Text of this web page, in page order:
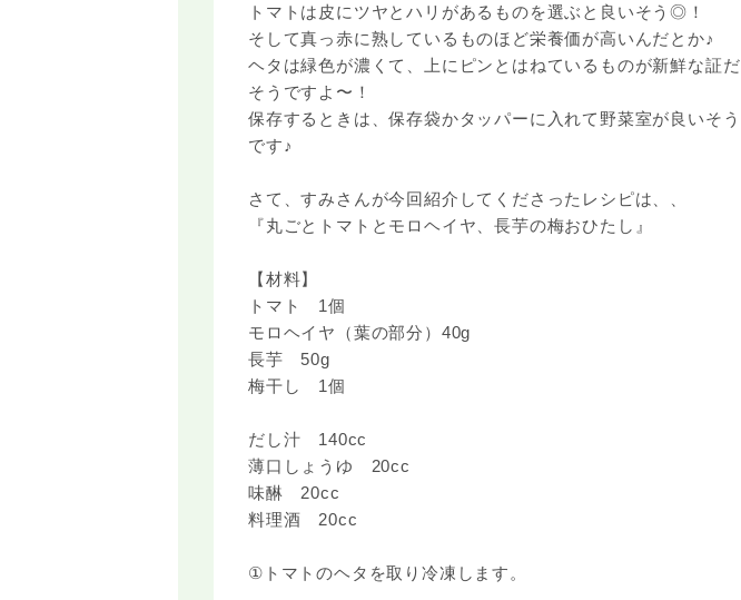
トマトは皮にツヤとハリがあるものを選ぶと良いそう◎！
そして真っ赤に熟しているものほど栄養価が高いんだとか♪
ヘタは緑色が濃くて、上にピンとはねているものが新鮮な証だ
そうですよ〜！
保存するときは、保存袋かタッパーに入れて野菜室が良いそう
です♪
さて、すみさんが今回紹介してくださったレシピは、、
『丸ごとトマトとモロヘイヤ、長芋の梅おひたし』
【材料】
トマト 1個
モロヘイヤ（葉の部分）40g
長芋 50g
梅干し 1個
だし汁 140cc
薄口しょうゆ 20cc
味醂 20cc
料理酒 20cc
①トマトのヘタを取り冷凍します。